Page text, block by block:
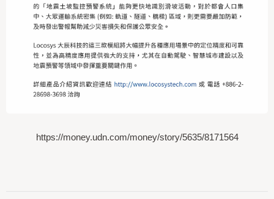
https://money.udn.com/money/story/5635/8171564